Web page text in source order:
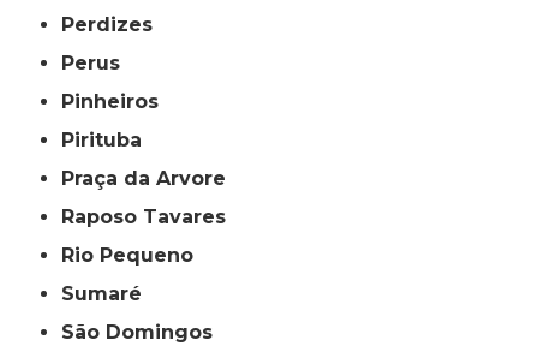
Perdizes
Perus
Pinheiros
Pirituba
Praça da Arvore
Raposo Tavares
Rio Pequeno
Sumaré
São Domingos